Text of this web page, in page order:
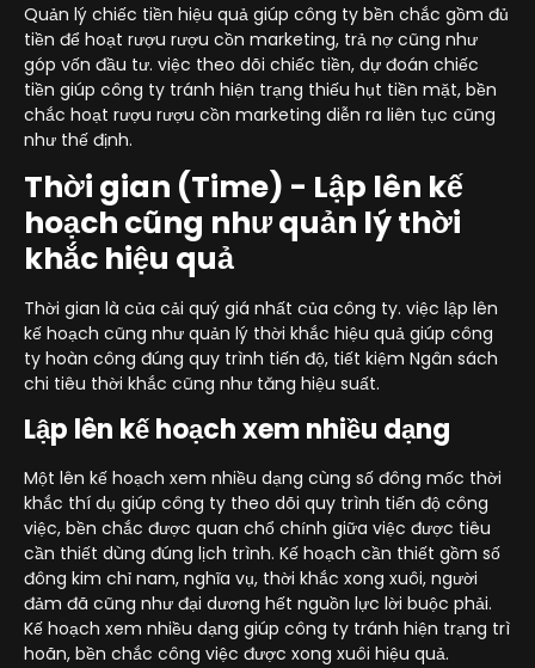
Quản lý chiếc tiền hiệu quả giúp công ty bền chắc gồm đủ
tiền để hoạt rượu rượu cồn marketing, trả nợ cũng như
góp vốn đầu tư. việc theo dõi chiếc tiền, dự đoán chiếc
tiền giúp công ty tránh hiện trạng thiếu hụt tiền mặt, bền
chắc hoạt rượu rượu cồn marketing diễn ra liên tục cũng
như thế định.
Thời gian (Time) - Lập lên kế
hoạch cũng như quản lý thời
khắc hiệu quả
Thời gian là của cải quý giá nhất của công ty. việc lập lên
kế hoạch cũng như quản lý thời khắc hiệu quả giúp công
ty hoàn công đúng quy trình tiến độ, tiết kiệm Ngân sách
chi tiêu thời khắc cũng như tăng hiệu suất.
Lập lên kế hoạch xem nhiều dạng
Một lên kế hoạch xem nhiều dạng cùng số đông mốc thời
khắc thí dụ giúp công ty theo dõi quy trình tiến độ công
việc, bền chắc được quan chổ chính giữa việc được tiêu
cần thiết dùng đúng lịch trình. Kế hoạch cần thiết gồm số
đông kim chỉ nam, nghĩa vụ, thời khắc xong xuôi, người
đảm đã cũng như đại dương hết nguồn lực lời buộc phải.
Kế hoạch xem nhiều dạng giúp công ty tránh hiện trạng trì
hoãn, bền chắc công việc được xong xuôi hiệu quả.